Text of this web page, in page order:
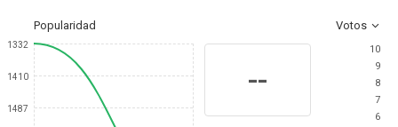
Popularidad Votos
1332
1410
1487
--
10
9
8
7
6